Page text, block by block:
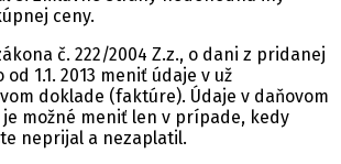
ceny.
č. 222/2004 Z.z., o dani z pridanej
1.1. 2013 meniť údaje v už
doklade (faktúre). Údaje v daňovom
možné meniť len v prípade, kedy
neprijal a nezaplatil.